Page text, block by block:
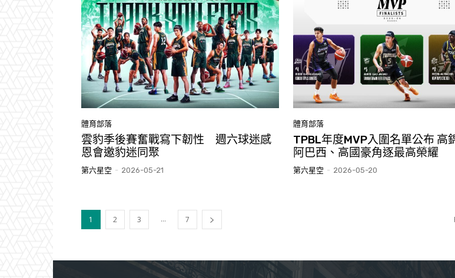
體育部落
雲豹季後賽奮戰寫下韌性 週六球迷感
恩會邀豹迷同聚
第六星空 - 2026-05-21
體育部落
TPBL年度MVP入圍名單公布 高
阿巴西、高國豪角逐最高榮耀
第六星空 - 2026-05-20
1 2 3 ... 7